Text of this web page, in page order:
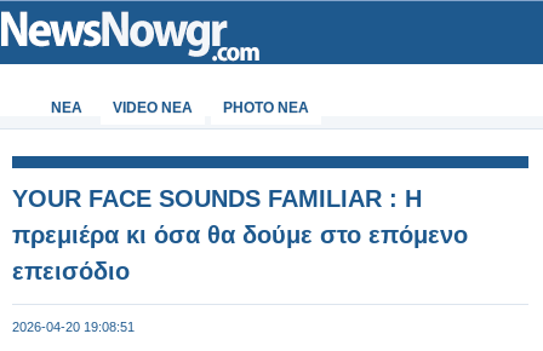
ΝΕΑ VIDEO NEA PHOTO NEA
YOUR FACE SOUNDS FAMILIAR : Η
πρεμιέρα κι όσα θα δούμε στο επόμενο
επεισόδιο
2026-04-20 19:08:51